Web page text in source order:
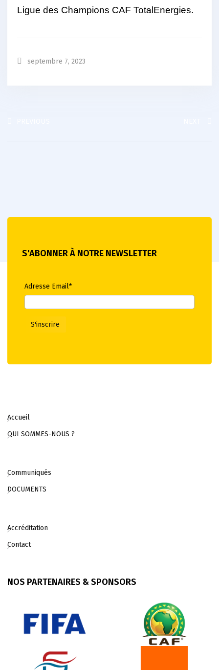
Ligue des Champions CAF TotalEnergies.
septembre 7, 2023
S'ABONNER À NOTRE NEWSLETTER
Adresse Email*
Accueil
QUI SOMMES-NOUS ?
Communiqués
DOCUMENTS
Accréditation
Contact
NOS PARTENAIRES & SPONSORS